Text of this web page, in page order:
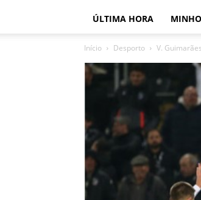
ÚLTIMA HORA MINHO
Início Desporto V.